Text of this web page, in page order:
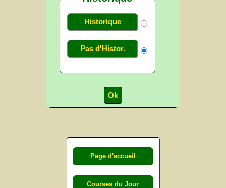
Historique
Pas d'Histor.
Page d'accueil
Courses du Jour